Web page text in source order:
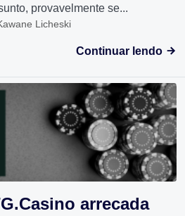
provavelmente se...
Licheski
Continuar lendo
arrecada